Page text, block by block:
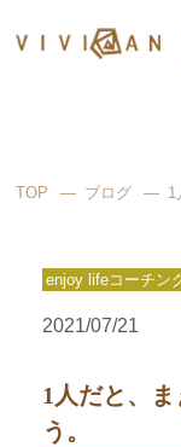
TOP ブログ 1
enjoy lifeコーチン
2021/07/21
1人だと、
う。